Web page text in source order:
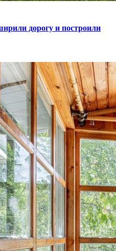
дорогу и построили